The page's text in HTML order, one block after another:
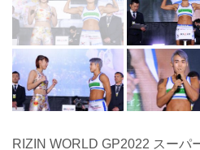
RIZIN WORLD GP2022 スーパ